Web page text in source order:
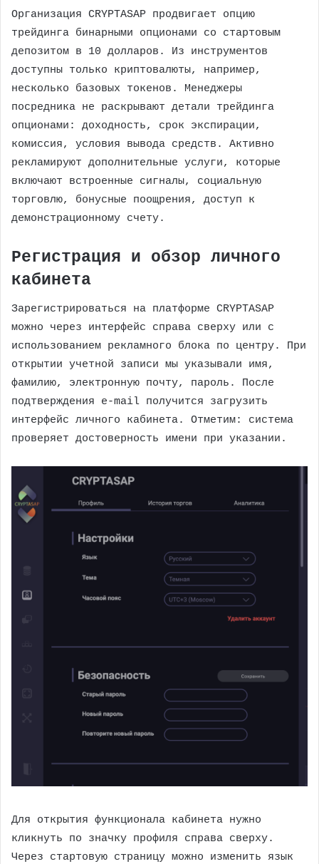
Организация CRYPTASAP продвигает опцию
трейдинга бинарными опционами со стартовым
депозитом в 10 долларов. Из инструментов
доступны только криптовалюты, например,
несколько базовых токенов. Менеджеры
посредника не раскрывают детали трейдинга
опционами: доходность, срок экспирации,
комиссия, условия вывода средств. Активно
рекламируют дополнительные услуги, которые
включают встроенные сигналы, социальную
торговлю, бонусные поощрения, доступ к
демонстрационному счету.
Регистрация и обзор личного
кабинета
Зарегистрироваться на платформе CRYPTASAP
можно через интерфейс справа сверху или с
использованием рекламного блока по центру. При
открытии учетной записи мы указывали имя,
фамилию, электронную почту, пароль. После
подтверждения e-mail получится загрузить
интерфейс личного кабинета. Отметим: система
проверяет достоверность имени при указании.
Для открытия функционала кабинета нужно
кликнуть по значку профиля справа сверху.
Через стартовую страницу можно изменить язык